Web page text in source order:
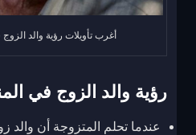
أغرب تأويلات رؤية والد
رؤية والد الزوج في
عندما تحلم المتزوجة أن والد